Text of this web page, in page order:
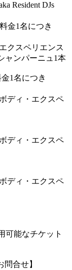
Resident DJs
金1名につき
クスペリエンス
ャンパーニュ1本
1名につき
ディ・エクスペ
ディ・エクスペ
ディ・エクスペ
能なチケット
問合せ】